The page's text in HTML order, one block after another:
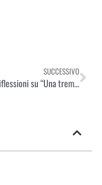
SUCCESSIVO
Riflessioni su “Una tremenda opportunità: la VITA”